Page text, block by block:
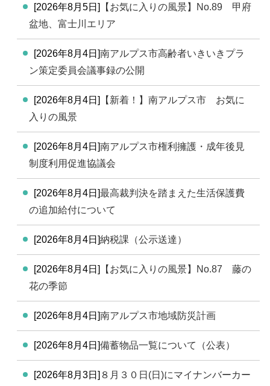
[2026年8月5日]
【お気に入りの風景】No.89 甲府
盆地、富士川エリア
[2026年8月4日]南アルプス市高齢者いきいきプラ
ン策定委員会議事録の公開
[2026年8月4日]
【新着！】南アルプス市 お気に
入りの風景
[2026年8月4日]南アルプス市権利擁護・成年後見
制度利用促進協議会
[2026年8月4日]最高裁判決を踏まえた生活保護費
の追加給付について
[2026年8月4日]納税課（公示送達）
[2026年8月4日]
【お気に入りの風景】No.87 藤の
花の季節
[2026年8月4日]南アルプス市地域防災計画
[2026年8月4日]備蓄物品一覧について（公表）
[2026年8月3日] ８月３０日(日)にマイナンバーカー